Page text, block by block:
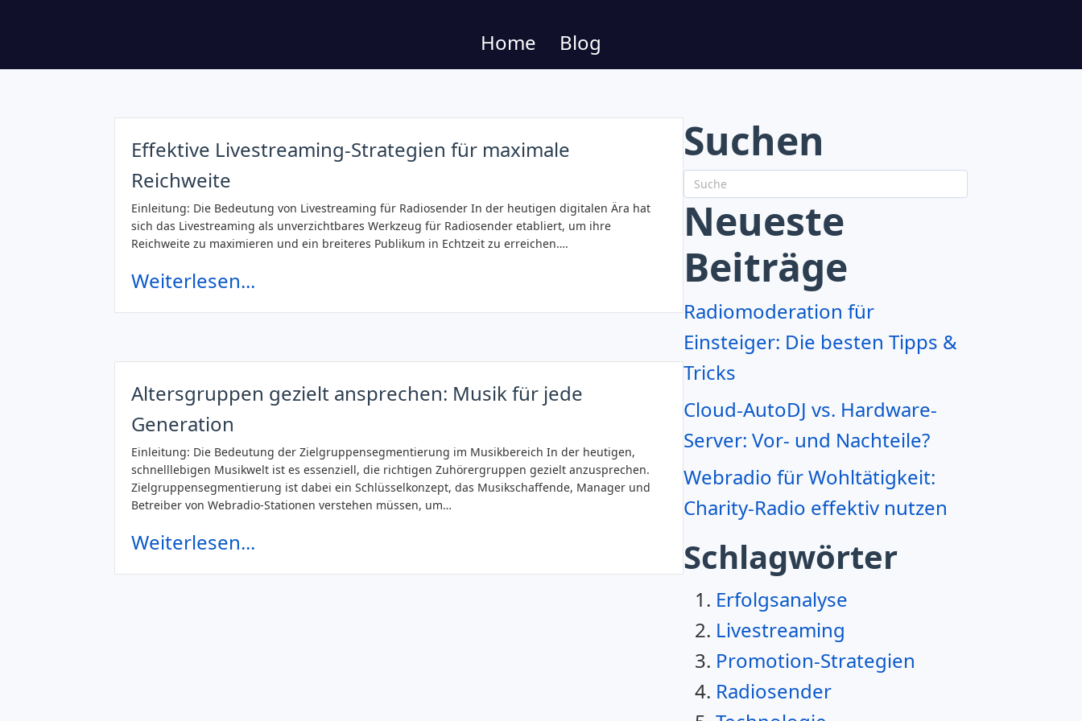
Home Blog
Effektive Livestreaming-Strategien für maximale
Reichweite
Einleitung: Die Bedeutung von Livestreaming für Radiosender In der heutigen digitalen Ära hat
sich das Livestreaming als unverzichtbares Werkzeug für Radiosender etabliert, um ihre
Reichweite zu maximieren und ein breiteres Publikum in Echtzeit zu erreichen….
Weiterlesen...
Altersgruppen gezielt ansprechen: Musik für jede
Generation
Einleitung: Die Bedeutung der Zielgruppensegmentierung im Musikbereich In der heutigen,
schnelllebigen Musikwelt ist es essenziell, die richtigen Zuhörergruppen gezielt anzusprechen.
Zielgruppensegmentierung ist dabei ein Schlüsselkonzept, das Musikschaffende, Manager und
Betreiber von Webradio-Stationen verstehen müssen, um…
Weiterlesen...
Suchen
Neueste
Beiträge
Radiomoderation für
Einsteiger: Die besten Tipps &
Tricks
Cloud-AutoDJ vs. Hardware-
Server: Vor- und Nachteile?
Webradio für Wohltätigkeit:
Charity-Radio effektiv nutzen
Schlagwörter
Erfolgsanalyse
Livestreaming
Promotion-Strategien
Radiosender